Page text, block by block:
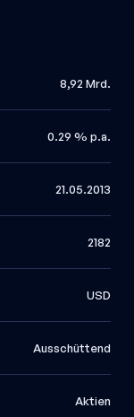
8,92 Mrd.
0.29 % p.a.
21.05.2013
2182
USD
Ausschüttend
Aktien